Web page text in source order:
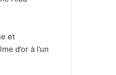
et
d’or à l’un